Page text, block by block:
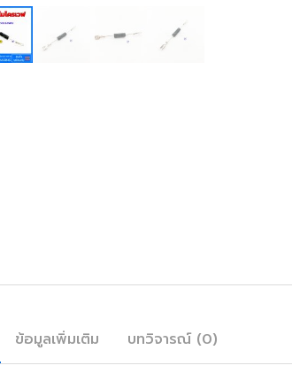
ข้อมูลเพิ่มเติม บทวิจารณ์ (0)